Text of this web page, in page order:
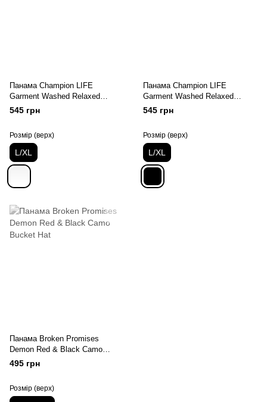
Панама Champion LIFE
Garment Washed Relaxed
Bucket Hat White
545 грн
Розмір (верх)
L/XL
Панама Champion LIFE
Garment Washed Relaxed
Bucket Hat Black
545 грн
Розмір (верх)
L/XL
Панама Broken Promises
Demon Red & Black Camo
Bucket Hat
495 грн
Розмір (верх)